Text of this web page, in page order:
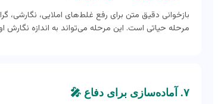
بازخوانی دقیق متن برای رفع غلط‌های املایی،
مرحله حیاتی است. این مرحله می‌تواند به اندازه نگارش
۷. آماده‌سازی برای دفاع 🎤